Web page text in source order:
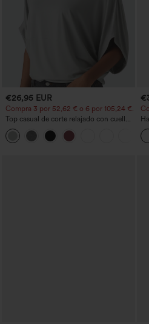
€26,95 EUR
Compra 3 por 52,62 € o 6 por 105,24 €.
Top casual de corte relajado con cuello
redondo y mangas murciélago.